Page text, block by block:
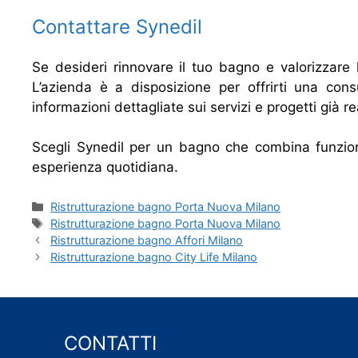
Contattare Synedil
Se desideri rinnovare il tuo bagno e
L’azienda è a disposizione per offrirti una
informazioni dettagliate sui servizi e progetti già
Scegli Synedil per un bagno che combina
esperienza quotidiana.
Categorie
Ristrutturazione bagno Porta Nuova Milano
Tag
Ristrutturazione bagno Porta Nuova Milano
Ristrutturazione bagno Affori Milano
Ristrutturazione bagno City Life Milano
CONTATTI